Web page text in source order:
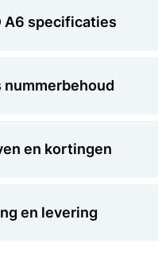
A6 specificaties
nummerbehoud
en kortingen
en levering